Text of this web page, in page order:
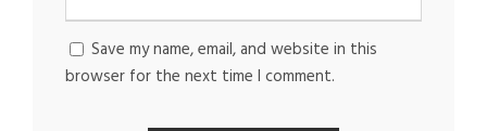
Save my name, email, and website in this
browser for the next time I comment.